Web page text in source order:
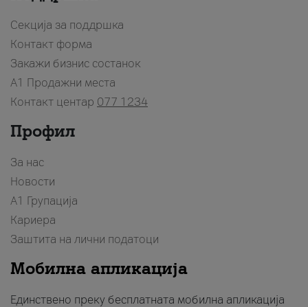
Секција за поддршка
Контакт форма
Закажи бизнис состанок
A1 Продажни места
Контакт центар 077 1234
Профил
За нас
Новости
А1 Групација
Кариера
Заштита на лични податоци
Мобилна апликација
Единствено преку бесплатната мобилна апликација